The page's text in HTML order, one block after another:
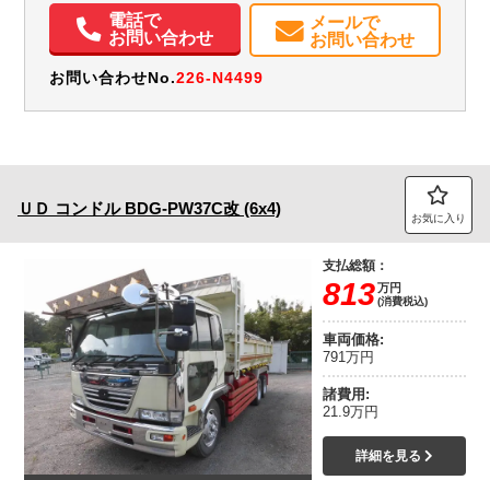
電話で
お問い合わせ
メールで
お問い合わせ
お問い合わせNo.226-N4499
ＵＤ コンドル BDG-PW37C改 (6x4) お気に入り
支払総額：
813万円
(消費税込)
車両価格:
791万円
諸費用:
21.9万円
詳細を見る